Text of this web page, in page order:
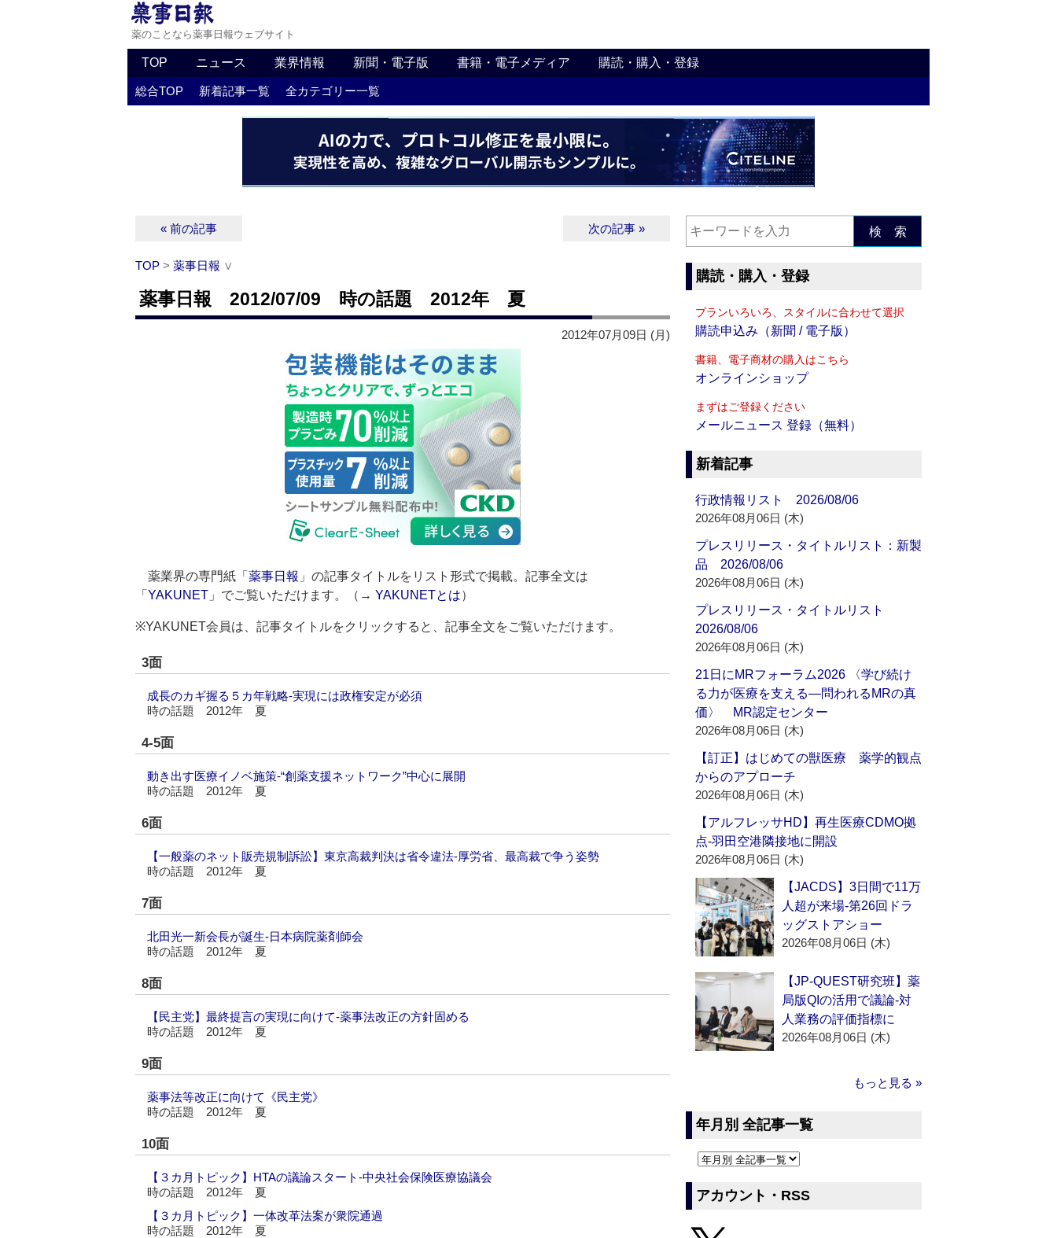
薬のことなら薬事日報ウェブサイト
TOP ニュース 業界情報 新聞・電子版 書籍・電子メディア 購読・購入・登録
総合TOP 新着記事一覧 全カテゴリー一覧
« 前の記事 次の記事 »
TOP > 薬事日報 ∨
薬事日報 2012/07/09 時の話題 2012年 夏
2012年07月09日 (月)
薬業界の専門紙「 薬事日報 」の記事タイトルをリスト形式で掲載。記事全文は
「 YAKUNET 」でご覧いただけます。（→ YAKUNETとは）
※YAKUNET会員は、記事タイトルをクリックすると、記事全文をご覧いただけます。
3面
成長のカギ握る５カ年戦略‐実現には政権安定が必須
時の話題 2012年 夏
4-5面
動き出す医療イノベ施策‐“創薬支援ネットワーク”中心に展開
時の話題 2012年 夏
6面
【一般薬のネット販売規制訴訟】東京高裁判決は省令違法‐厚労省、最高裁で争う姿勢
時の話題 2012年 夏
7面
北田光一新会長が誕生‐日本病院薬剤師会
時の話題 2012年 夏
8面
【民主党】最終提言の実現に向けて‐薬事法改正の方針固める
時の話題 2012年 夏
9面
薬事法等改正に向けて《民主党》
時の話題 2012年 夏
10面
【３カ月トピック】HTAの議論スタート-中央社会保険医療協議会
時の話題 2012年 夏
【３カ月トピック】一体改革法案が衆院通過
時の話題 2012年 夏
検 索
購読・購入・登録
プランいろいろ、スタイルに合わせて選択
購読申込み（新聞 / 電子版）
書籍、電子商材の購入はこちら
オンラインショップ
まずはご登録ください
メールニュース 登録（無料）
新着記事
行政情報リスト 2026/08/06
2026年08月06日 (木)
プレスリリース・タイトルリスト：新製
品 2026/08/06
2026年08月06日 (木)
プレスリリース・タイトルリスト
2026/08/06
2026年08月06日 (木)
21日にMRフォーラム2026 〈学び続け
る力が医療を支える―問われるMRの真
価〉 MR認定センター
2026年08月06日 (木)
【訂正】はじめての獣医療 薬学的観点
からのアプローチ
2026年08月06日 (木)
【アルフレッサHD】再生医療CDMO拠
点‐羽田空港隣接地に開設
2026年08月06日 (木)
【JACDS】3日間で11万
人超が来場‐第26回ドラ
ッグストアショー
2026年08月06日 (木)
【JP-QUEST研究班】薬
局版QIの活用で議論‐対
人業務の評価指標に
2026年08月06日 (木)
もっと見る »
年月別 全記事一覧
アカウント・RSS